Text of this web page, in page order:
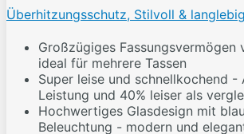
Überhitzungsschutz, Stilvoll &
Großzügiges Fassungsvermögen
ideal für mehrere Tassen
Super leise und schnellkochend -
Leistung und 40% leiser als
Hochwertiges Glasdesign mit
Beleuchtung - modern und